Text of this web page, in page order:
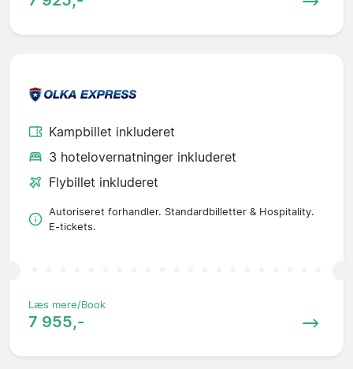
Kampbillet inkluderet
3 hotelovernatninger inkluderet
Flybillet inkluderet
Autoriseret forhandler. Standardbilletter & Hospitality.
E-tickets.
Læs mere/Book
7 955,-